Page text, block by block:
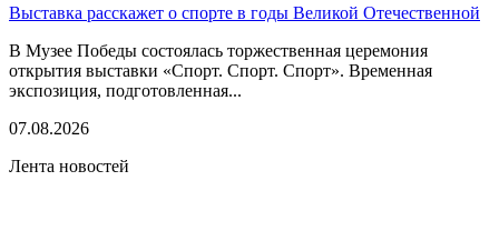
Выставка расскажет о спорте в годы Великой Отечественной
В Музее Победы состоялась торжественная церемония
открытия выставки «Спорт. Спорт. Спорт». Временная
экспозиция, подготовленная...
07.08.2026
Лента новостей